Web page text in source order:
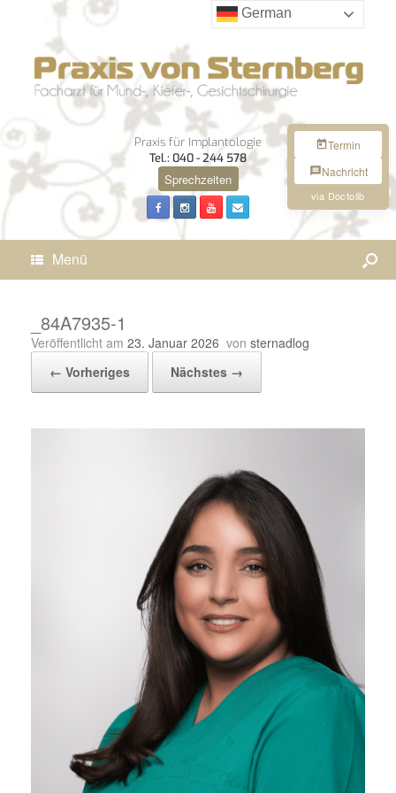
Praxis für Implantologie
Tel.: 040 - 244 578
Sprechzeiten
Menü
_84A7935-1
Veröffentlicht am 23. Januar 2026 von sternadlog
← Vorheriges
Nächstes →
Termin
Nachricht
via Doctolib
German